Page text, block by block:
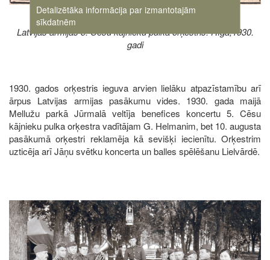
Latvijas armijas 5. Cēsu kājnieku pulka orķestris. Rīga,1930.
gadi
1930. gados orķestris ieguva arvien lielāku atpazīstamību arī
ārpus Latvijas armijas pasākumu vides. 1930. gada maijā
Mellužu parkā Jūrmalā veltīja benefices koncertu 5. Cēsu
kājnieku pulka orķestra vadītājam G. Helmanim, bet 10. augusta
pasākumā orķestri reklamēja kā sevišķi iecienītu. Orķestrim
uzticēja arī Jāņu svētku koncerta un balles spēlēšanu Lielvārdē.
Image
Detalizētāka informācija par izmantotajām
sīkdatnēm